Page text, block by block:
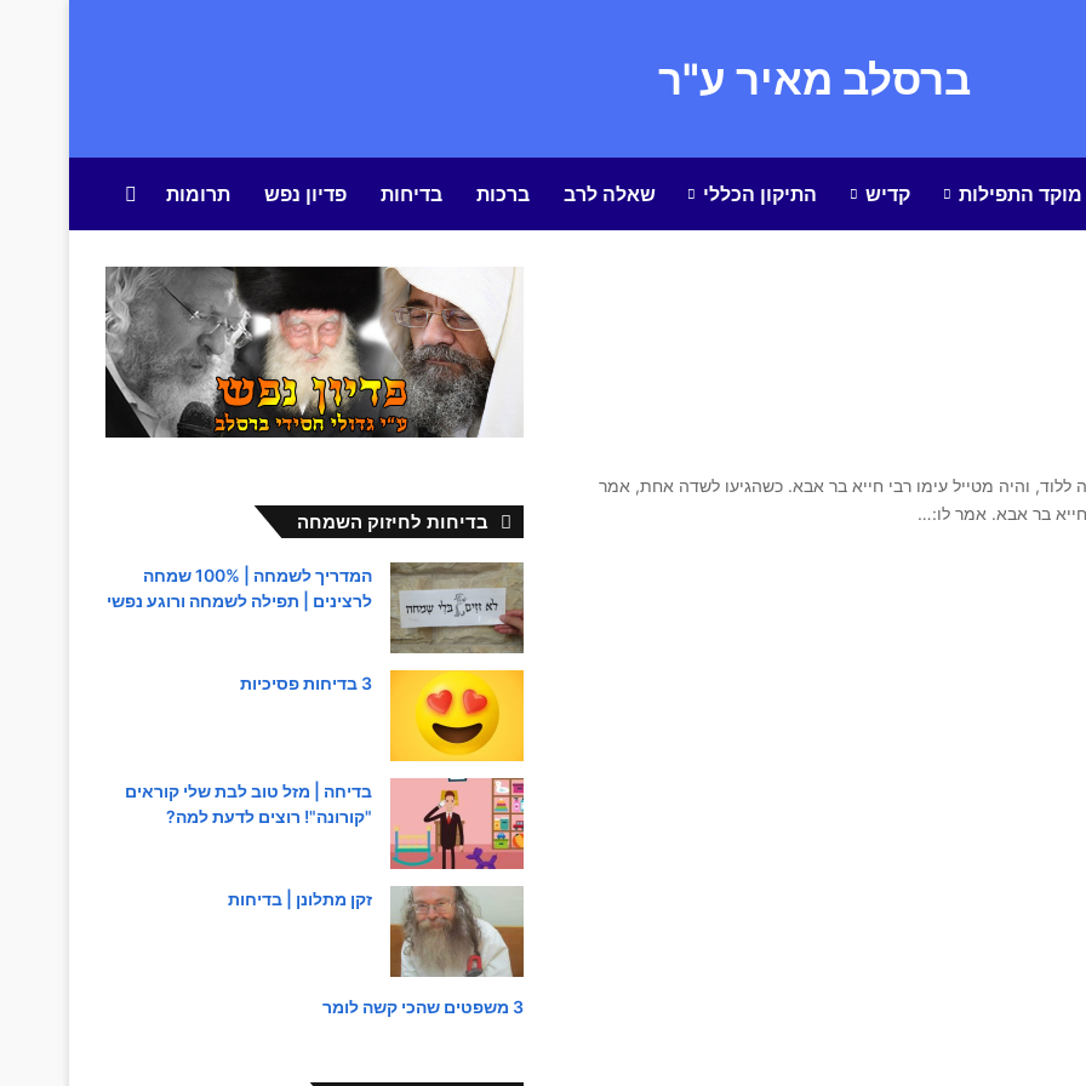
ברסלב מאיר ע"ר
מוקד התפילות קדיש התיקון הכללי שאלה לרב ברכות בדיחות פדיון נפש תרומות
ללוד, והיה מטייל עימו רבי חייא בר אבא. כשהגיעו לשדה אחת, אמר
חייא בר אבא. אמר לו:…
בדיחות לחיזוק השמחה
המדריך לשמחה | 100% שמחה
לרצינים | תפילה לשמחה ורוגע נפשי
3 בדיחות פסיכיות
בדיחה | מזל טוב לבת שלי קוראים
"קורונה"! רוצים לדעת למה?
זקן מתלונן | בדיחות
3 משפטים שהכי קשה לומר